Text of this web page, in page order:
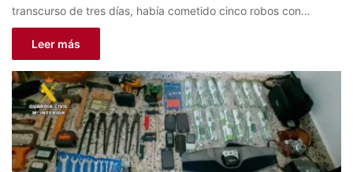
transcurso de tres días, había cometido cinco robos con…
Leer más